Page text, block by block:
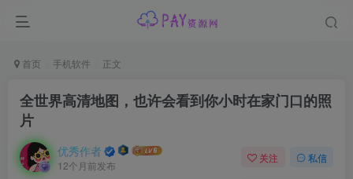
首页 手机软件 正文
全世界高清地图，也许会看到你小时在家门口的照
片
优秀作者
12个月前发布
关注 私信